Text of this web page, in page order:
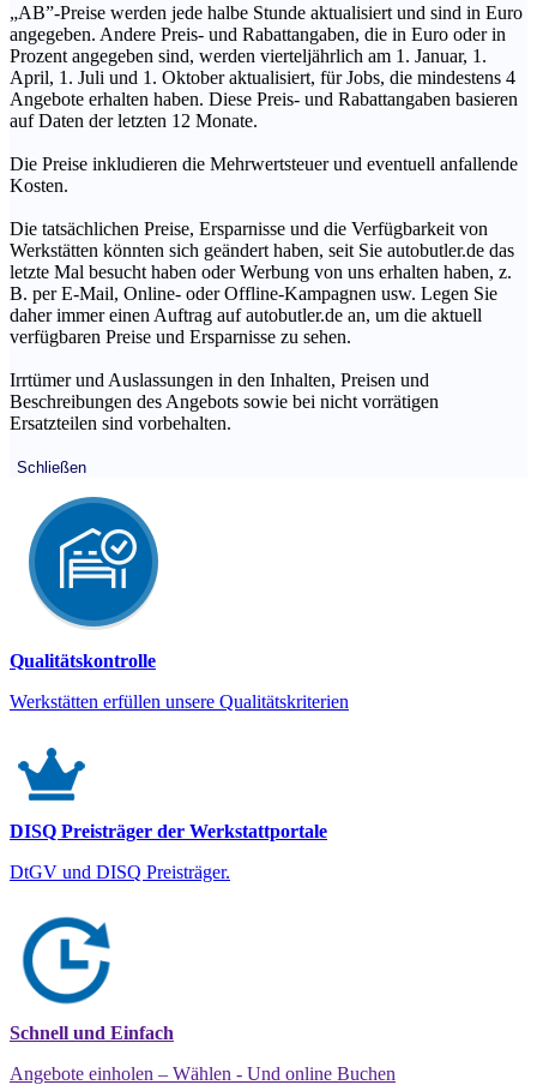
„AB”-Preise werden jede halbe Stunde aktualisiert und sind in Euro
angegeben. Andere Preis- und Rabattangaben, die in Euro oder in
Prozent angegeben sind, werden vierteljährlich am 1. Januar, 1.
April, 1. Juli und 1. Oktober aktualisiert, für Jobs, die mindestens 4
Angebote erhalten haben. Diese Preis- und Rabattangaben basieren
auf Daten der letzten 12 Monate.
Die Preise inkludieren die Mehrwertsteuer und eventuell anfallende
Kosten.
Die tatsächlichen Preise, Ersparnisse und die Verfügbarkeit von
Werkstätten könnten sich geändert haben, seit Sie autobutler.de das
letzte Mal besucht haben oder Werbung von uns erhalten haben, z.
B. per E-Mail, Online- oder Offline-Kampagnen usw. Legen Sie
daher immer einen Auftrag auf autobutler.de an, um die aktuell
verfügbaren Preise und Ersparnisse zu sehen.
Irrtümer und Auslassungen in den Inhalten, Preisen und
Beschreibungen des Angebots sowie bei nicht vorrätigen
Ersatzteilen sind vorbehalten.
Schließen
Qualitätskontrolle
Werkstätten erfüllen unsere Qualitätskriterien
DISQ Preisträger der Werkstattportale
DtGV und DISQ Preisträger.
Schnell und Einfach
Angebote einholen – Wählen - Und online Buchen